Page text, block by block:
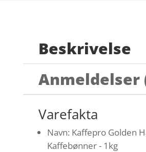
Beskrivelse
Anmeldelser
Varefakta
Navn: Kaffepro Golden
Kaffebønner - 1kg